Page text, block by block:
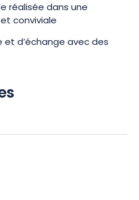
réalisée dans une
conviviale
d’échange avec des